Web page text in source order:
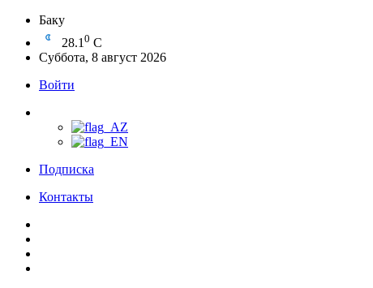
Баку
28.1 0 C
Суббота, 8 август 2026
Войти
Подписка
Контакты